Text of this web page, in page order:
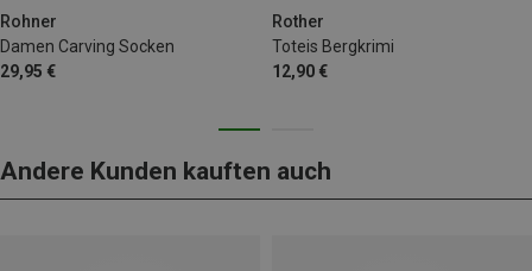
Rohner
Damen Carving Socken
29,95 €
Rother
Toteis Bergkrimi
12,90 €
Andere Kunden kauften auch